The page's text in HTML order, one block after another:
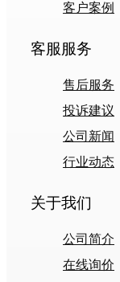
客户案例
客服服务
售后服务
投诉建议
公司新闻
行业动态
关于我们
公司简介
在线询价